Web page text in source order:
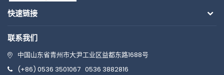
快速链接
联系我们
中国山东省青州市大尹工业区益都东路1688号
(+86) 0536 3501067 0536 3882816